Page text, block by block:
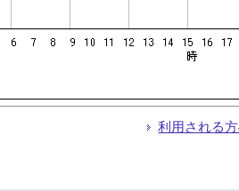
利用される